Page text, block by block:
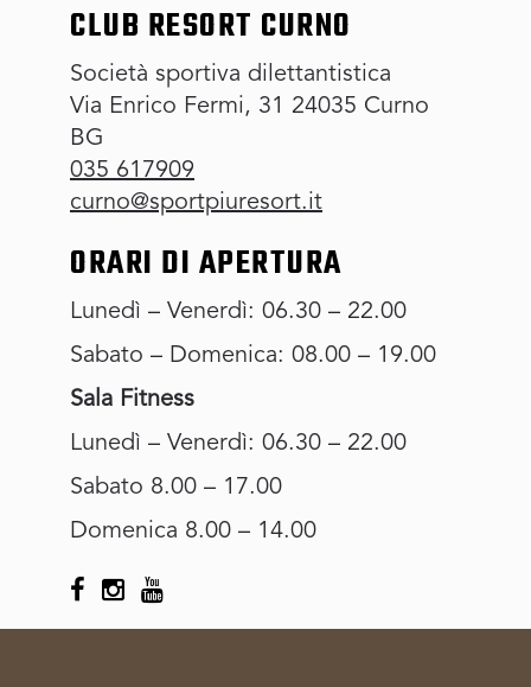
CLUB RESORT CURNO
Società sportiva dilettantistica
Via Enrico Fermi, 31 24035 Curno
BG
035 617909
curno@sportpiuresort.it
ORARI DI APERTURA
Lunedì – Venerdì: 06.30 – 22.00
Sabato – Domenica: 08.00 – 19.00
Sala Fitness
Lunedì – Venerdì: 06.30 – 22.00
Sabato 8.00 – 17.00
Domenica 8.00 – 14.00